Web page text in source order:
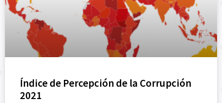
Índice de Percepción de la Corrupción
2021